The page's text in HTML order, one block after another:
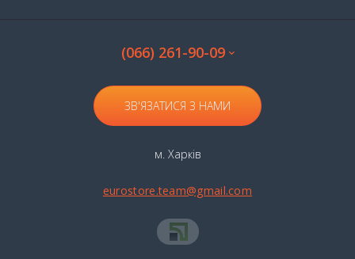
(066) 261-90-09
ЗВ'ЯЗАТИСЯ З НАМИ
м. Харків
eurostore.team@gmail.com